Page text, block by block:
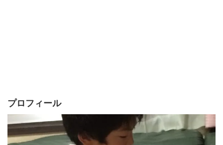
プロフィール